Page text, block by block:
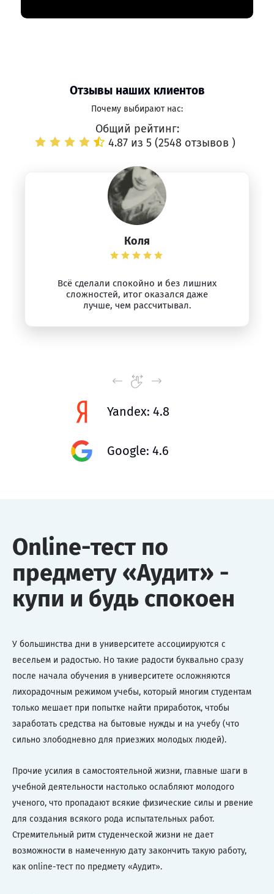
Отзывы наших клиентов
Почему выбирают нас:
Общий рейтинг:
4.87 из 5 (2548 отзывов )
Коля
Всё сделали спокойно и без лишних
сложностей, итог оказался даже
лучше, чем рассчитывал.
Yandex: 4.8
Google: 4.6
Online-тест по
предмету «Аудит» -
купи и будь спокоен
У большинства дни в университете ассоциируются с
весельем и радостью. Но такие радости буквально сразу
после начала обучения в университете осложняются
лихорадочным режимом учебы, который многим студентам
только мешает при попытке найти приработок, чтобы
заработать средства на бытовые нужды и на учебу (что
сильно злободневно для приезжих молодых людей).
Прочие усилия в самостоятельной жизни, главные шаги в
учебной деятельности настолько ослабляют молодого
ученого, что пропадают всякие физические силы и рвение
для создания всякого рода испытательных работ.
Стремительный ритм студенческой жизни не дает
возможности в намеченную дату закончить такую работу,
как online-тест по предмету «Аудит».